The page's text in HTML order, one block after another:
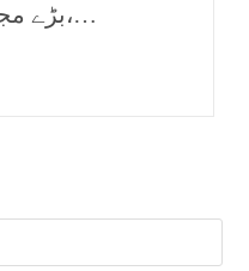
بڑے مجتہد، مصلح اور مدبر تھے،…